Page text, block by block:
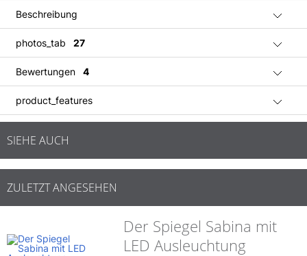
Beschreibung
photos_tab 27
Bewertungen 4
product_features
SIEHE AUCH
ZULETZT ANGESEHEN
Der Spiegel Sabina mit
LED Ausleuchtung